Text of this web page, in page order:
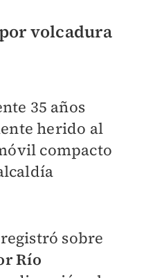
volcadura
35 años
herido al
compacto
sobre
Río